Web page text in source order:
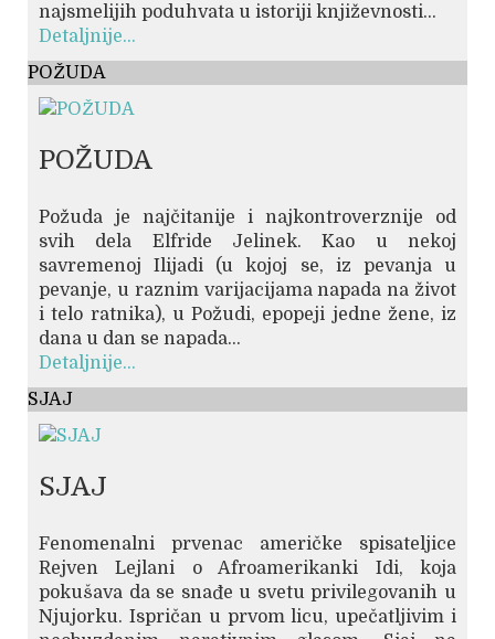
najsmelijih poduhvata u istoriji književnosti...
Detaljnije...
POŽUDA
POŽUDA
Požuda je najčitanije i najkontroverznije od
svih dela Elfride Jelinek. Kao u nekoj
savremenoj Ilijadi (u kojoj se, iz pevanja u
pevanje, u raznim varijacijama napada na život
i telo ratnika), u Požudi, epopeji jedne žene, iz
dana u dan se napada...
Detaljnije...
SJAJ
SJAJ
Fenomenalni prvenac američke spisateljice
Rejven Lejlani o Afroamerikanki Idi, koja
pokušava da se snađe u svetu privilegovanih u
Njujorku. Ispričan u prvom licu, upečatljivim i